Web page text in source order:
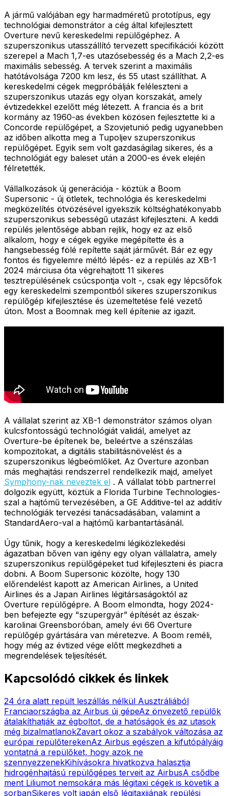
A jármű valójában egy harmadméretű prototípus, egy
technológiai demonstrátor a cég által kifejlesztett
Overture nevű kereskedelmi repülőgéphez. A
szuperszonikus utasszállító tervezett specifikációi között
szerepel a Mach 1,7-es utazósebesség és a Mach 2,2-es
maximális sebesség. A tervek szerint a maximális
hatótávolsága 7200 km lesz, és 55 utast szállíthat. A
kereskedelmi cégek megpróbálják feléleszteni a
szuperszonikus utazás egy olyan korszakát, amely
évtizedekkel ezelőtt még létezett. A francia és a brit
kormány az 1960-as években közösen fejlesztette ki a
Concorde repülőgépet, a Szovjetunió pedig ugyanebben
az időben alkotta meg a Tupoljev szuperszonikus
repülőgépet. Egyik sem volt gazdaságilag sikeres, és a
technológiát egy baleset után a 2000-es évek elején
félretették.
Vállalkozások új generációja - köztük a Boom
Supersonic - új ötletek, technológia és kereskedelmi
megközelítés ötvözésével igyekszik költséghatékonyabb
szuperszonikus sebességű utazást kifejleszteni. A keddi
repülés jelentősége abban rejlik, hogy ez az első
alkalom, hogy e cégek egyike megépítette és a
hangsebesség fölé repítette saját járművét. Bár ez egy
fontos és figyelemre méltó lépés- ez a repülés az XB-1
2024 márciusa óta végrehajtott 11 sikeres
tesztrepülésének csúcspontja volt -, csak egy lépcsőfok
egy kereskedelmi szempontból sikeres szuperszonikus
repülőgép kifejlesztése és üzemeltetése felé vezető
úton. Most a Boomnak meg kell építenie az igazit.
A vállalat szerint az XB-1 demonstrátor számos olyan
kulcsfontosságú technológiát validál, amelyet az
Overture-be építenek be, beleértve a szénszálas
kompozitokat, a digitális stabilitásnövelést és a
szuperszonikus légbeömlőket. Az Overture azonban
más meghajtási rendszerrel rendelkezik majd, amelyet
Symphony-nak neveztek el . A vállalat több partnerrel
dolgozik együtt, köztük a Florida Turbine Technologies-
szal a hajtómű tervezésében, a GE Additive-tel az additív
technológiák tervezési tanácsadásában, valamint a
StandardAero-val a hajtómű karbantartásánál.
Úgy tűnik, hogy a kereskedelmi légiközlekedési
ágazatban bőven van igény egy olyan vállalatra, amely
szuperszonikus repülőgépeket tud kifejleszteni és piacra
dobni. A Boom Supersonic közölte, hogy 130
előrendelést kapott az American Airlines, a United
Airlines és a Japan Airlines légitársaságoktól az
Overture repülőgépre. A Boom elmondta, hogy 2024-
ben befejezte egy "szupergyár” építését az észak-
karolinai Greensboróban, amely évi 66 Overture
repülőgép gyártására van méretezve. A Boom reméli,
hogy még az évtized vége előtt megkezdheti a
megrendelések teljesítését.
Kapcsolódó cikkek és linkek
24 óra alatt repült leszállás nélkül Ausztráliából
Franciaországba az Airbus új gépeAz önvezető repülők
átalakíthatják az égboltot, de a hatóságok és az utasok
még bizalmatlanokZavart okoz a szabályok változása az
európai repülőterekenAz Airbus egészen a kifutópályáig
vontatná a repülőket, hogy azok ne
szennyezzenekKihívásokra hivatkozva halasztja
hidrogénhajtású repülőgépes terveit az AirbusA csődbe
ment Liliumot nemsokára más légitaxi cégek is követik a
sorbanSikeres volt japán első légitaxijának repülési